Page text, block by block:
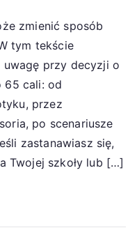
zmienić sposób
tym tekście
przy decyzji o
65 cali: od
przez
po scenariusze
zastanawiasz się,
Twojej szkoły lub […]